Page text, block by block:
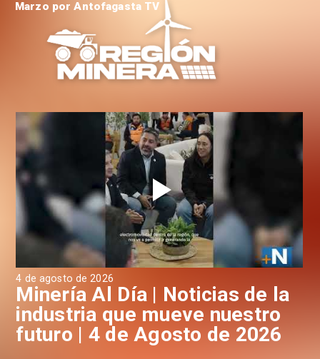
4 de agosto de 2026
Minería Al Día | Noticias de la
industria que mueve nuestro
futuro | 4 de Agosto de 2026
Marzo por Antofagasta TV